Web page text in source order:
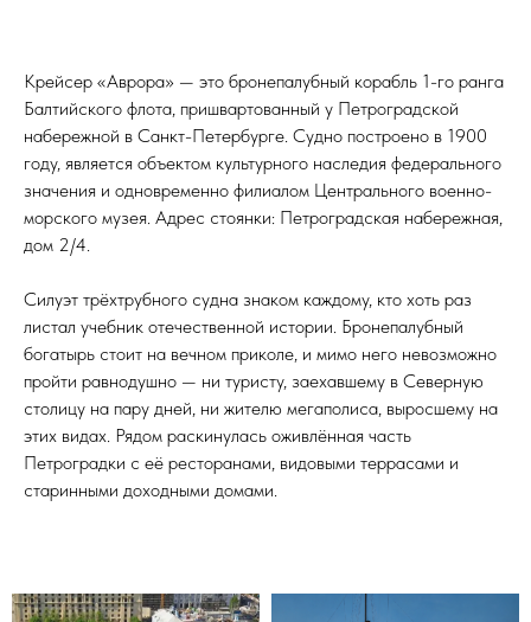
Крейсер «Аврора» — это бронепалубный корабль 1-го ранга
Балтийского флота, пришвартованный у Петроградской
набережной в Санкт-Петербурге. Судно построено в 1900
году, является объектом культурного наследия федерального
значения и одновременно филиалом Центрального военно-
морского музея. Адрес стоянки: Петроградская набережная,
дом 2/4.
Силуэт трёхтрубного судна знаком каждому, кто хоть раз
листал учебник отечественной истории. Бронепалубный
богатырь стоит на вечном приколе, и мимо него невозможно
пройти равнодушно — ни туристу, заехавшему в Северную
столицу на пару дней, ни жителю мегаполиса, выросшему на
этих видах. Рядом раскинулась оживлённая часть
Петроградки с её ресторанами, видовыми террасами и
старинными доходными домами.